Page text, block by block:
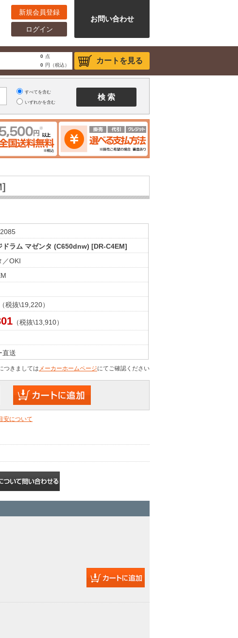
新規会員登録
ログイン
お問い合わせ
カートを見る
0 点
0 円（税込）
すべてを含む
いずれかを含む
ドラム マゼンタ (C650dnw) [DR-C4EM]
／OKI
（税抜\19,220）
（税抜\13,910）
直送
つきましては メーカーホームページにてご確認ください
安について